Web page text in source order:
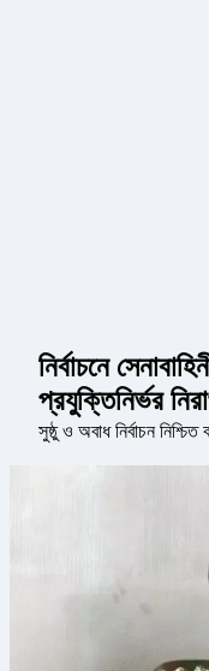
নির্বাচনে
প্রযুক্তিনির্ভর
সুষ্ঠু ও অবাধ নির্বাচন